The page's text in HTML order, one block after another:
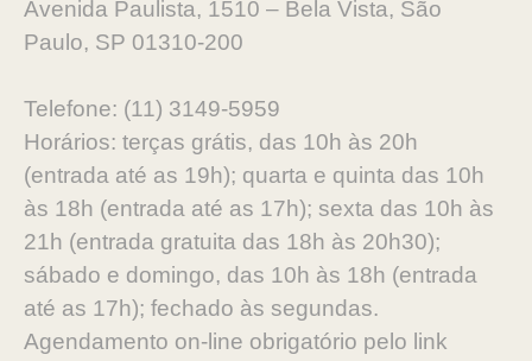
Avenida Paulista, 1510 – Bela Vista, São
Paulo, SP 01310-200
Telefone: (11) 3149-5959
Horários: terças grátis, das 10h às 20h
(entrada até as 19h); quarta e quinta das 10h
às 18h (entrada até as 17h); sexta das 10h às
21h (entrada gratuita das 18h às 20h30);
sábado e domingo, das 10h às 18h (entrada
até as 17h); fechado às segundas.
Agendamento on-line obrigatório pelo link